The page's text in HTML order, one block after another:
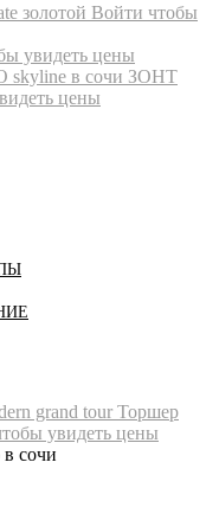
золотой Войти чтобы
увидеть цены
ЗОНТ
цены
Торшер
увидеть цены